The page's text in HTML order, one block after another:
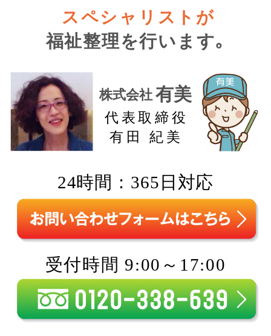
スペシャリストが
福祉整理を行います｡
株式会社 有美
代表取締役
有田 紀美
24時間：365日対応
受付時間 9:00～17:00